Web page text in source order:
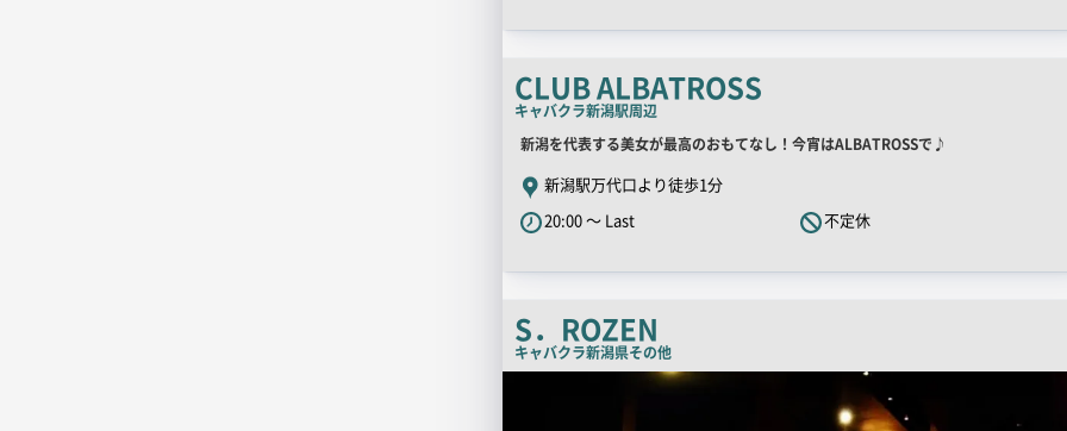
チ
コ
CLUB ALBATROSS
キャバクラ新潟駅周辺
店
舗
PR
キ
チ
コ
ピ
新潟を代表する美女が最高のおもてなし！今宵はALBATROSSで♪
新潟駅万代口より徒歩1分
20:00 ～ Last
不定休
S．ROZEN
キャバクラ新潟県その他